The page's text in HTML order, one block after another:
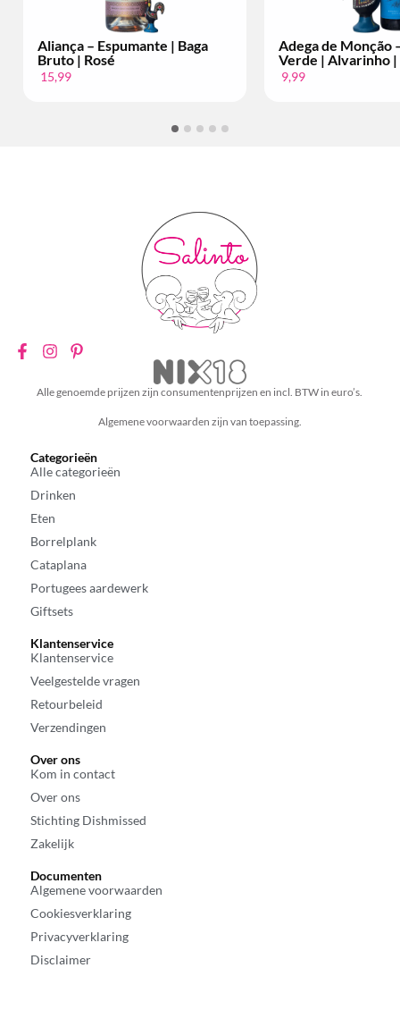
– Espumante | Baga
| Rosé
Adega de Monção – Vinho
Verde | Alvarinho | Per
Alle genoemde prijzen zijn consumentenprijzen en incl. BTW in euro’s.
Algemene voorwaarden zijn van toepassing.
Categorieën
Alle categorieën
Drinken
Eten
Borrelplank
Cataplana
Portugees aardewerk
Giftsets
Klantenservice
Klantenservice
Veelgestelde vragen
Retourbeleid
Verzendingen
Over ons
Kom in contact
Over ons
Stichting Dishmissed
Zakelijk
Documenten
Algemene voorwaarden
Cookiesverklaring
Privacyverklaring
Disclaimer